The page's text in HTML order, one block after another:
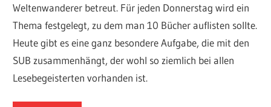
Weltenwanderer betreut. Für jeden Donnerstag wird ein
Thema festgelegt, zu dem man 10 Bücher auflisten sollte.
Heute gibt es eine ganz besondere Aufgabe, die mit den
SUB zusammenhängt, der wohl so ziemlich bei allen
Lesebegeisterten vorhanden ist.